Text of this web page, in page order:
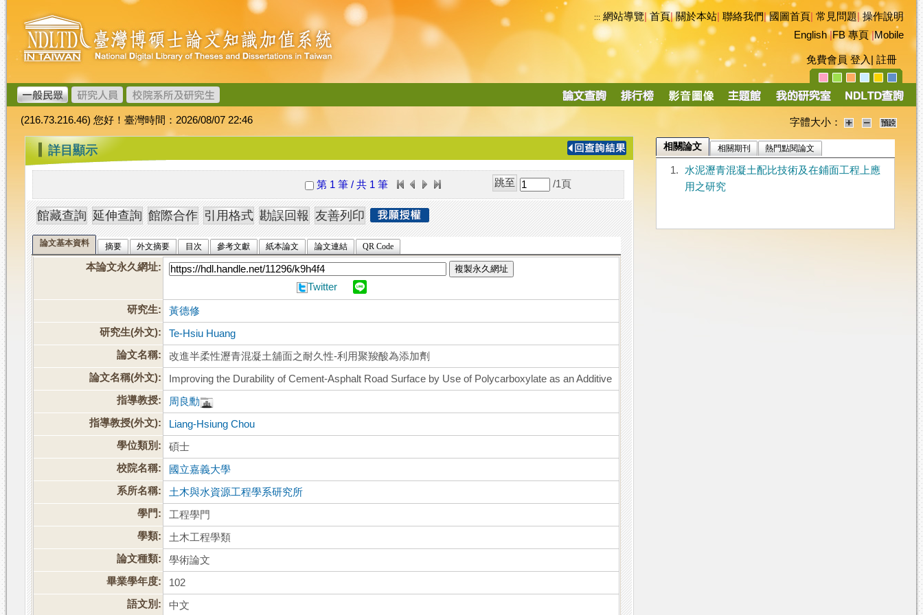
跳
到
主
要
內
容
臺
灣
博
碩
士
論
文
加
值
系
統
::: 網站導覽|首頁|關於本站 聯絡我們|國圖首頁 常見問題|操作說明
English|FB 專頁|Mobile
免費會員 登入 註冊
導
(216.73.216.46) 您好！臺灣時間：2026/08/07 22:46 字體大小：
::: 詳目顯示
第 1 筆 / 共 1 筆 /1 頁
論文基本資料 摘要 外文摘要 目次 參考文獻 紙本論文 論文連結 QR Code
本論文永久網址: 複製永久網址
Twitter
研究生:
黃德修
研究生(外文):
Te-Hsiu Huang
論文名稱:
改進半柔性瀝青混凝土舖面之耐久性-利用聚羧酸為添加劑
論文名稱(外文):
Improving the Durability of Cement-Asphalt Road Surface by Use of Polycarboxylate as an Additive
指導教授:
周良勳
指導教授(外文):
Liang-Hsiung Chou
學位類別:
碩士
校院名稱:
國立嘉義大學
系所名稱:
土木與水資源工程學系研究所
學門:
工程學門
學類:
土木工程學類
論文種類:
學術論文
畢業學年度:
102
語文別:
中文
相關論文 相關期刊 熱門點閱論文
1.
水泥瀝青混凝土配比技術及在鋪面工程上應
用之研究